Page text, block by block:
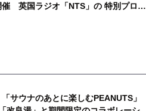
催 英国ラジオ「NTS」の 特別プログ
る伝説的アーティストを フィーチ
公開～
サウナのあとに楽しむPEANUTS」